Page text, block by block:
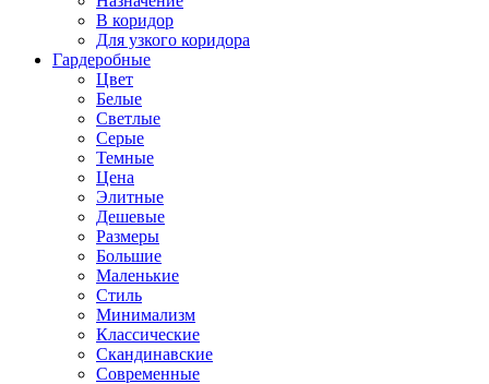
В коридор
Для узкого коридора
Гардеробные
Цвет
Белые
Светлые
Серые
Темные
Цена
Элитные
Дешевые
Размеры
Большие
Маленькие
Стиль
Минимализм
Классические
Скандинавские
Современные